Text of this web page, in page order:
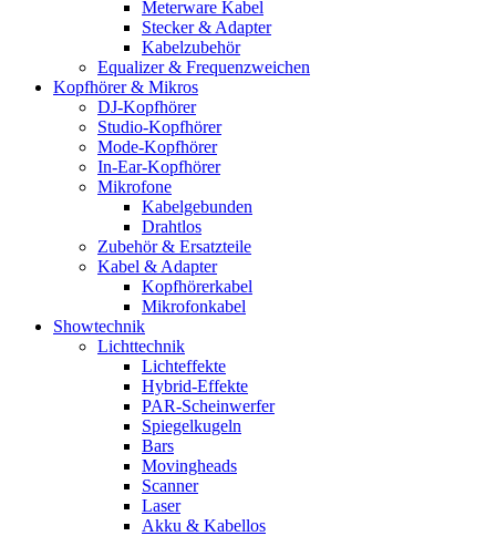
Meterware Kabel
Stecker & Adapter
Kabelzubehör
Equalizer & Frequenzweichen
Kopfhörer & Mikros
DJ-Kopfhörer
Studio-Kopfhörer
Mode-Kopfhörer
In-Ear-Kopfhörer
Mikrofone
Kabelgebunden
Drahtlos
Zubehör & Ersatzteile
Kabel & Adapter
Kopfhörerkabel
Mikrofonkabel
Showtechnik
Lichttechnik
Lichteffekte
Hybrid-Effekte
PAR-Scheinwerfer
Spiegelkugeln
Bars
Movingheads
Scanner
Laser
Akku & Kabellos